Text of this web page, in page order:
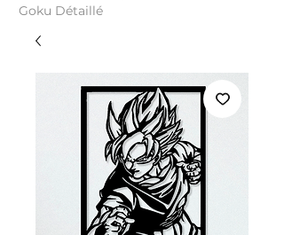
Goku Détaillé